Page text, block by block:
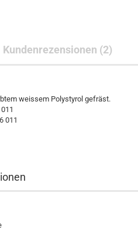
Kundenrezensionen (2)
weissem Polystyrol gefräst.
011